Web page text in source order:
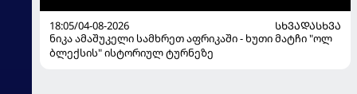
18:05/04-08-2026
ᲡᲮᲕᲐᲓᲐᲡᲮᲕᲐ
ნიკა ამაშუკელი სამხრეთ აფრიკაში - ხუთი მატჩი "ოლ
ბლექსის" ისტორიულ ტურნეზე